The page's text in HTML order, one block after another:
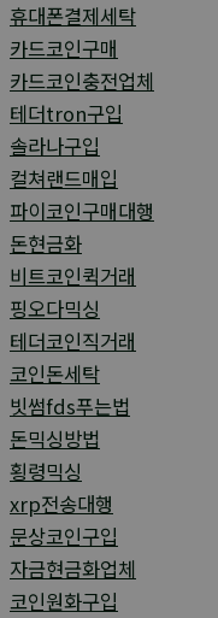
휴대폰결제세탁
카드코인구매
카드코인충전업체
테더tron구입
솔라나구입
컬쳐랜드매입
파이코인구매대행
돈현금화
비트코인퀵거래
핑오다믹싱
테더코인직거래
코인돈세탁
빗썸fds푸는법
돈믹싱방법
횡령믹싱
xrp전송대행
문상코인구입
자금현금화업체
코인원화구입